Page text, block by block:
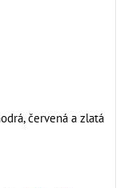
červená a zlatá